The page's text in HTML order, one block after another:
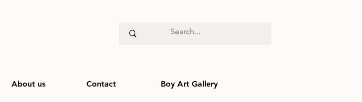
About us Contact Boy Art Gallery